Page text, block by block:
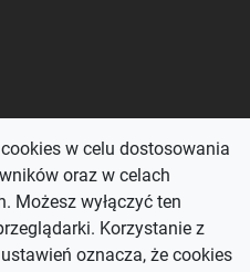
w celu dostosowania
oraz w celach
Możesz wyłączyć ten
Korzystanie z
oznacza, że cookies